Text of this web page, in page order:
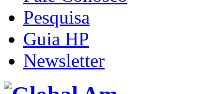
Pesquisa
Guia HP
Newsletter